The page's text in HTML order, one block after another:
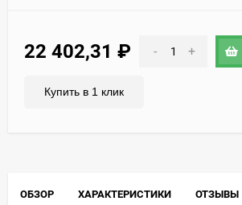
22 402,31 ₽ - +
Купить в 1 клик
ОБЗОР ХАРАКТЕРИСТИКИ ОТЗЫВЫ